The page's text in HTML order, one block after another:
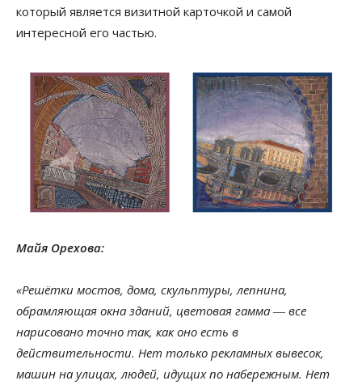
который является визитной карточкой и самой
интересной его частью.
Майя Орехова:
«Решётки мостов, дома, скульптуры, лепнина,
обрамляющая окна зданий, цветовая гамма ― все
нарисовано точно так, как оно есть в
действительности. Нет только рекламных вывесок,
машин на улицах, людей, идущих по набережным. Нет